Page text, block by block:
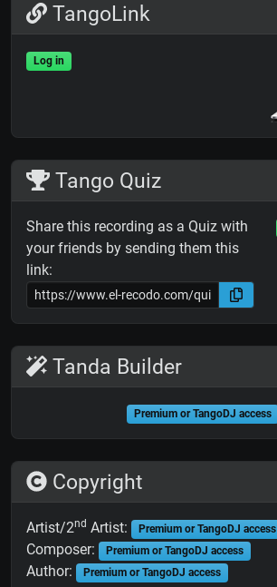
TangoLink
Log in
Tango Quiz
Share this recording as a Quiz with
your friends by sending them this
link:
Tanda Builder
Premium or TangoDJ access
Copyright
Artist/2nd Artist: Premium or TangoDJ access
Composer: Premium or TangoDJ access
Author: Premium or TangoDJ access